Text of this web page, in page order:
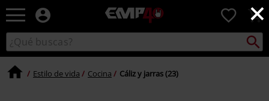
×
EMP
Música,
TV
&
0
Buscar
en
catálogo
Buscar
Estilo de vida Cocina Cáliz y jarras (23)